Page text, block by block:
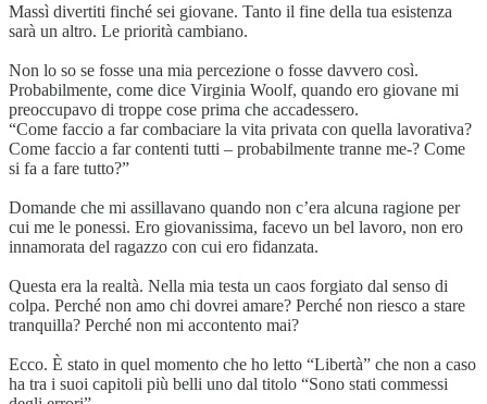
Massì divertiti finché sei giovane. Tanto il fine della tua esistenza
sarà un altro. Le priorità cambiano.
Non lo so se fosse una mia percezione o fosse davvero così.
Probabilmente, come dice Virginia Woolf, quando ero giovane mi
preoccupavo di troppe cose prima che accadessero.
“Come faccio a far combaciare la vita privata con quella lavorativa?
Come faccio a far contenti tutti – probabilmente tranne me-? Come
si fa a fare tutto?”
Domande che mi assillavano quando non c’era alcuna ragione per
cui me le ponessi. Ero giovanissima, facevo un bel lavoro, non ero
innamorata del ragazzo con cui ero fidanzata.
Questa era la realtà. Nella mia testa un caos forgiato dal senso di
colpa. Perché non amo chi dovrei amare? Perché non riesco a stare
tranquilla? Perché non mi accontento mai?
Ecco. È stato in quel momento che ho letto “Libertà” che non a caso
ha tra i suoi capitoli più belli uno dal titolo “Sono stati commessi